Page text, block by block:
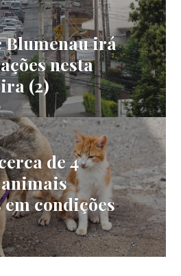
Blumenau irá
nesta
(2)
de 4
condições